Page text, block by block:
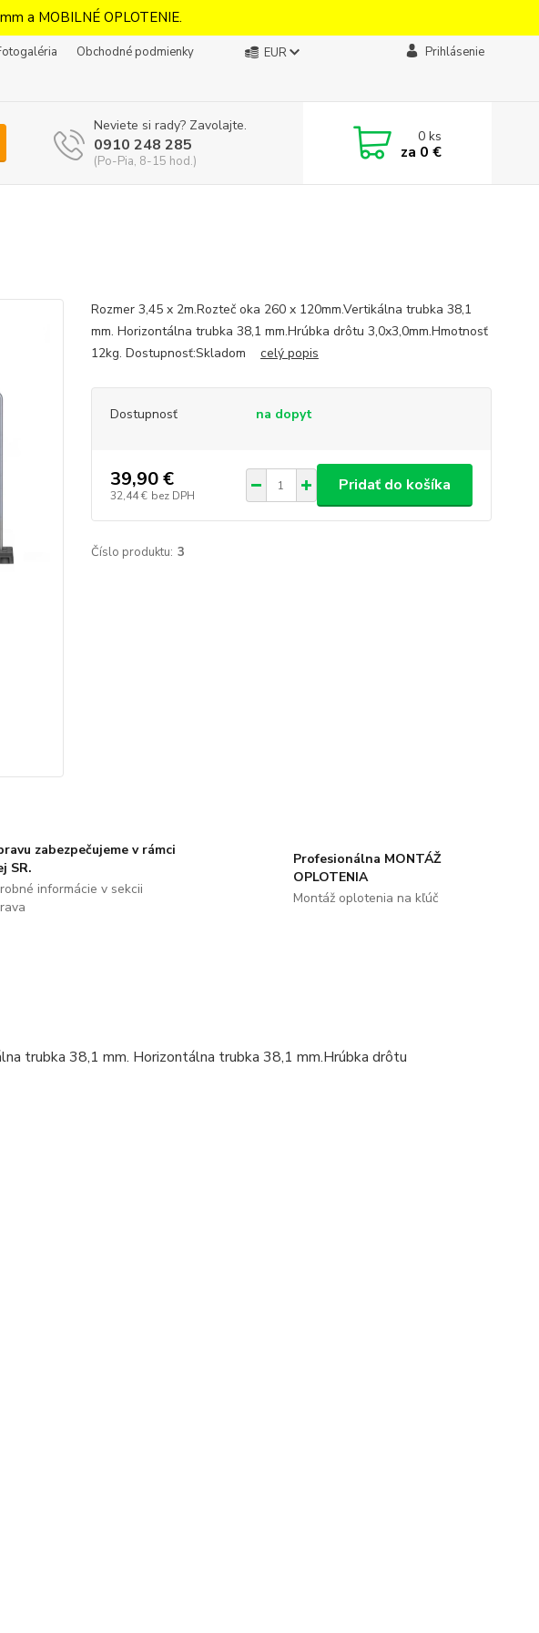
a MOBILNÉ OPLOTENIE.
Obchodné podmienky
EUR Prihlásenie
Neviete si rady? Zavolajte.
0910 248 285
(Po-Pia, 8-15 hod.)
0ks
za 0 €
Rozmer 3,45 x 2m.Rozteč oka 260 x 120mm.Vertikálna trubka 38,1
mm. Horizontálna trubka 38,1 mm.Hrúbka drôtu 3,0x3,0mm.Hmotnosť
12kg. Dostupnosť:Skladom celý popis
Dostupnosť na dopyt
39,90 €
32,44 € bez DPH
Pridať do košíka
Číslo produktu: 3
zabezpečujeme v rámci
SR.
informácie v sekcii
Profesionálna MONTÁŽ
OPLOTENIA
Montáž oplotenia na kľúč
trubka 38,1 mm. Horizontálna trubka 38,1 mm.Hrúbka drôtu